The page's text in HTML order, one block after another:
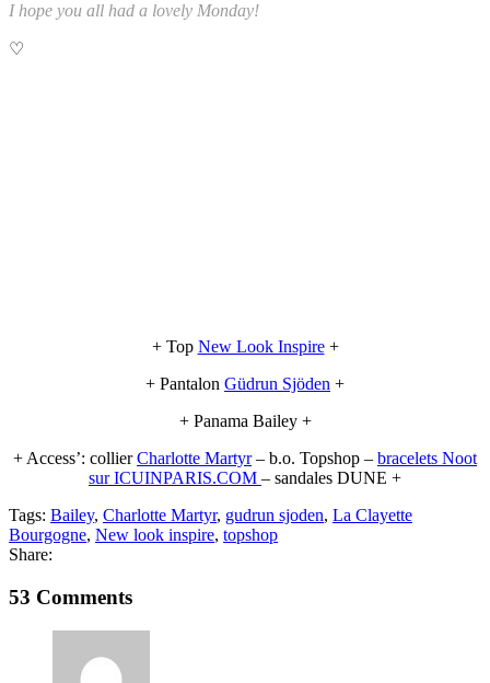
I hope you all had a lovely Monday!
♡
+ Top New Look Inspire+
+ Pantalon Güdrun Sjöden +
+ Panama Bailey +
+ Access’: collierCharlotte Martyr– b.o. Topshop – bracelets Noot
sur ICUINPARIS.COM – sandales DUNE +
Tags: Bailey, Charlotte Martyr, gudrun sjoden, La Clayette
Bourgogne, New look inspire, topshop
Share:
53 Comments